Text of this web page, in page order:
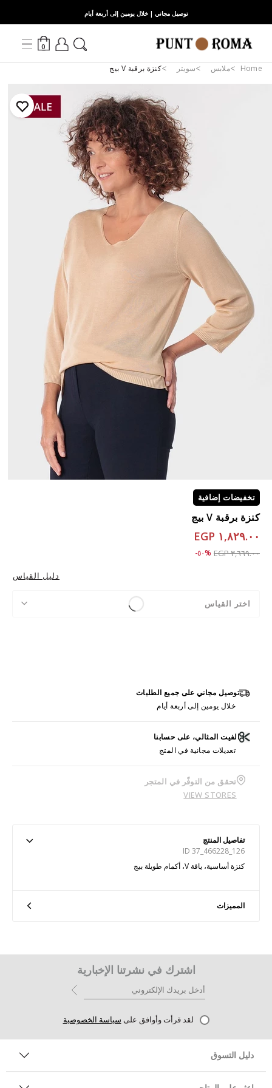
توصيل مجاني | خلال يومين إلى أربعة أيام
0
Home ملابس سويتر كنزة برقبة V بيج
تخفيضات إضافية
كنزة برقبة V بيج
١,٨٢٩.٠٠ EGP
Price reduced from
٣,٦٦٩.٠٠ EGP to ١,٨٢٩.٠٠ EGP%٥٠-
دليل القياس
اختر القياس
توصيل مجاني على جميع الطلبات
خلال يومين إلى أربعة أيام
الفيت المثالي، على حسابنا
تعديلات مجانية في المتج
تحقق من التوفّر في المتجر
VIEW STORES
تفاصيل المنتج
ID 37_466228_126
كنزة أساسية، ياقة V، أكمام طويلة بيج
المميزات
اشترك في نشرتنا الإخبارية
لقد قرأت وأوافق على سياسة الخصوصية
دليل التسوق